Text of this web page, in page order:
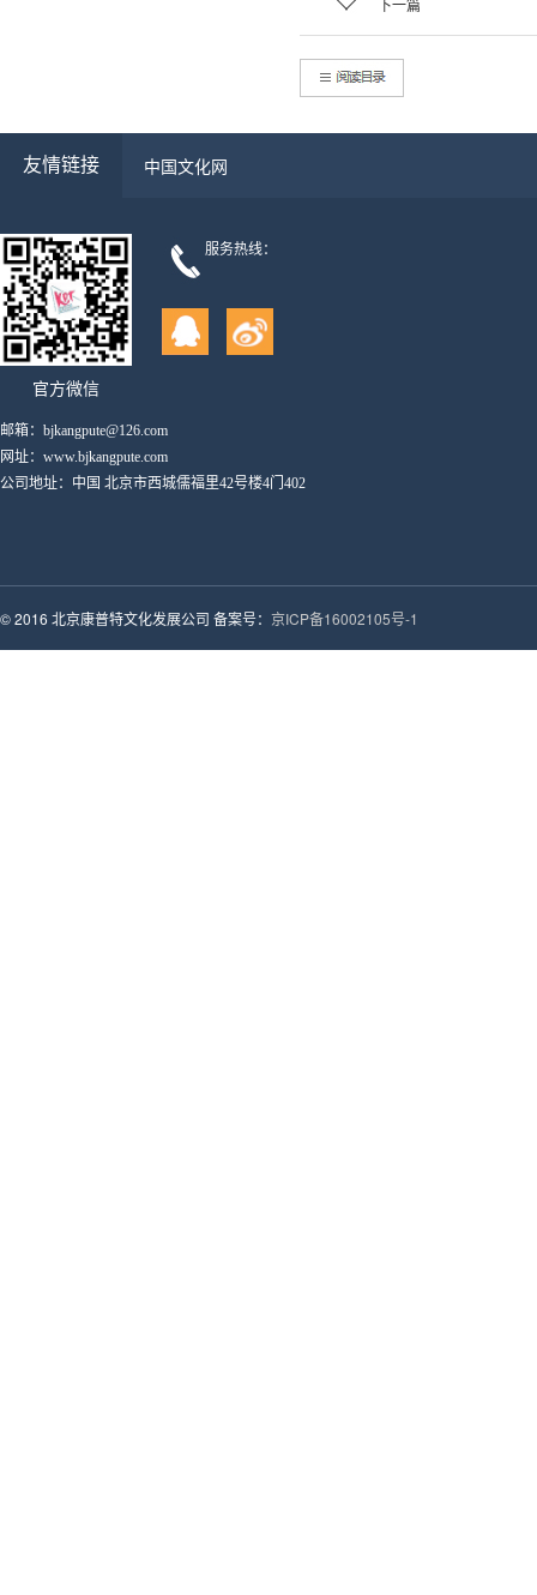
下一篇
友情链接 中国文化网
官方微信
服务热线：
邮箱：bjkangpute@126.com
网址：www.bjkangpute.com
公司地址：中国 北京市西城儒福里42号楼4门402
© 2016 北京康普特文化发展公司 备案号： 京ICP备16002105号-1